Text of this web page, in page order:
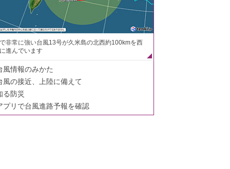
非常に強い台風13号が久米島の北西約100kmを西
進んでいます
風情報のみかた
風の接近、上陸に備えて
る防災
プリで台風進路予報を確認